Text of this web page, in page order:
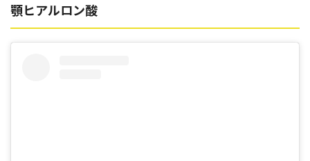
顎ヒアルロン酸